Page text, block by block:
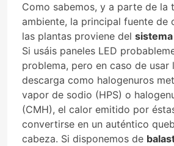
Como sabemos, y a parte de la
ambiente, la principal fuente de
las plantas proviene del
Si usáis paneles LED
problema, pero en caso de usar
descarga como halogenuros
vapor de sodio (HPS) o
(CMH), el calor emitido por
convertirse en un auténtico
cabeza. Si disponemos de